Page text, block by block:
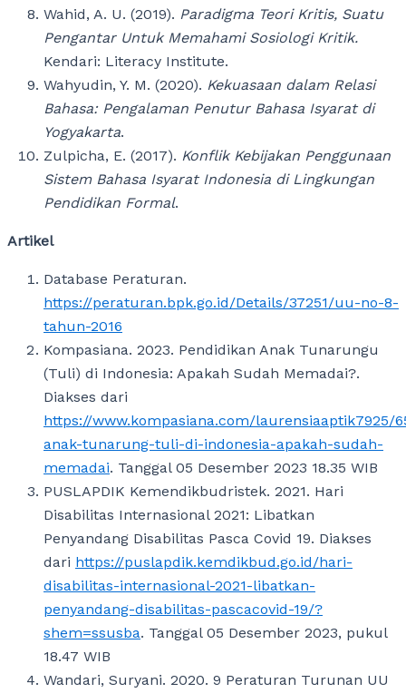
Wahid, A. U. (2019). Paradigma Teori Kritis, Suatu
Pengantar Untuk Memahami Sosiologi Kritik.
Kendari: Literacy Institute.
Wahyudin, Y. M. (2020). Kekuasaan dalam Relasi
Bahasa: Pengalaman Penutur Bahasa Isyarat di
Yogyakarta.
Zulpicha, E. (2017). Konflik Kebijakan Penggunaan
Sistem Bahasa Isyarat Indonesia di Lingkungan
Pendidikan Formal.
Artikel
Database Peraturan.
https://peraturan.bpk.go.id/Details/37251/uu-no-8-
tahun-2016
Kompasiana. 2023. Pendidikan Anak Tunarungu
(Tuli) di Indonesia: Apakah Sudah Memadai?.
Diakses dari
https://www.kompasiana.com/laurensiaaptik7925/
anak-tunarung-tuli-di-indonesia-apakah-sudah-
memadai. Tanggal 05 Desember 2023 18.35 WIB
PUSLAPDIK Kemendikbudristek. 2021. Hari
Disabilitas Internasional 2021: Libatkan
Penyandang Disabilitas Pasca Covid 19. Diakses
dari https://puslapdik.kemdikbud.go.id/hari-
disabilitas-internasional-2021-libatkan-
penyandang-disabilitas-pascacovid-19/?
shem=ssusba. Tanggal 05 Desember 2023, pukul
18.47 WIB
Wandari, Suryani. 2020. 9 Peraturan Turunan UU